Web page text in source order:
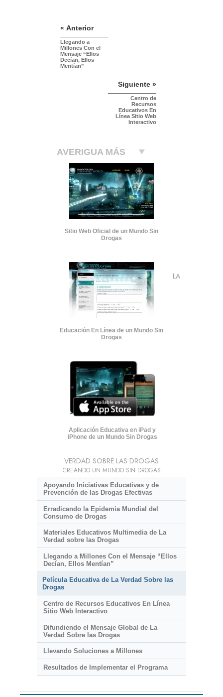
« Anterior
Llegando a
Millones Con el
Mensaje “Ellos
Decían, Ellos
Mentían”
Siguiente »
Centro de
Recursos
Educativos En
Línea Sitio Web
Interactivo
AVERIGUA MÁS
Sitio Web Oficial de un Mundo Sin
Drogas
Educación En Línea de un Mundo Sin
Drogas
Aplicación Educativa en iPad y
iPhone de un Mundo Sin Drogas
LA
VERDAD SOBRE LAS DROGAS
CREANDO UN MUNDO SIN DROGAS
Apoyando Iniciativas Educativas y de
Prevención de las Drogas Efectivas
Erradicando la Epidemia Mundial del
Consumo de Drogas
Materiales Educativos Multimedia de La
Verdad sobre las Drogas
Llegando a Millones Con el Mensaje “Ellos
Decían, Ellos Mentían”
Película Educativa de La Verdad Sobre las
Drogas
Centro de Recursos Educativos En Línea
Sitio Web Interactivo
Difundiendo el Mensaje Global de La
Verdad Sobre las Drogas
Llevando Soluciones a Millones
Resultados de Implementar el Programa